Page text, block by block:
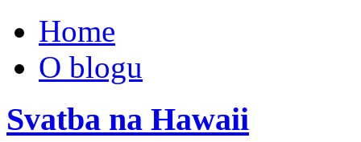
Home
O blogu
Svatba na Hawaii